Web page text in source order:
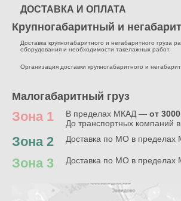
ДОСТАВКА И ОПЛАТА
Крупногабаритный и
Доставка крупногабаритного и негабаритного груза
оборудования и необходимости такелажных работ.
Организация доставки крупногабаритного и
Малогабаритный груз
Зона 1 В пределах МКАД — от
До транспортных
Зона 2 Доставка по МО в
Зона 3 Доставка по МО в